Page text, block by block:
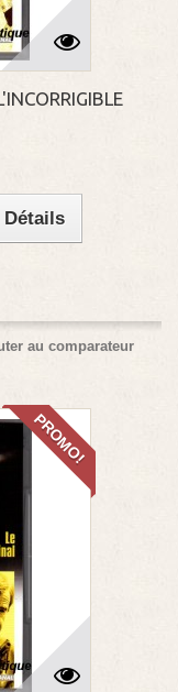
Détails
au comparateur
PROMO!